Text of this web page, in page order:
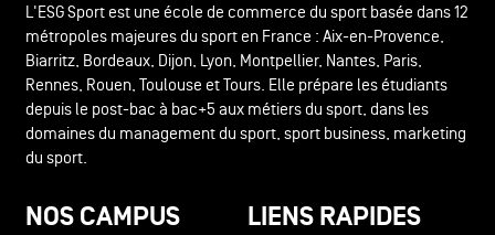
L'ESG Sport est une école de commerce du sport basée dans 12
métropoles majeures du sport en France : Aix-en-Provence,
Biarritz, Bordeaux, Dijon, Lyon, Montpellier, Nantes, Paris,
Rennes, Rouen, Toulouse et Tours. Elle prépare les étudiants
depuis le post-bac à bac+5 aux métiers du sport, dans les
domaines du management du sport, sport business, marketing
du sport.
NOS CAMPUS LIENS RAPIDES